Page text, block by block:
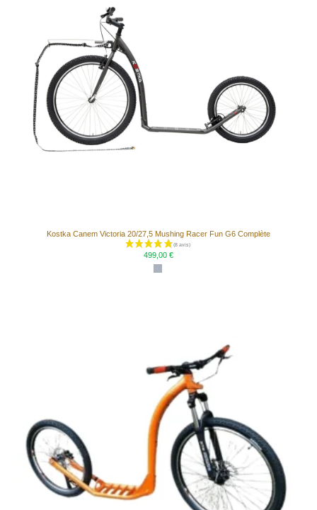
Kostka Canem Victoria 20/27,5 Mushing Racer Fun G6 Complète
499,00 €